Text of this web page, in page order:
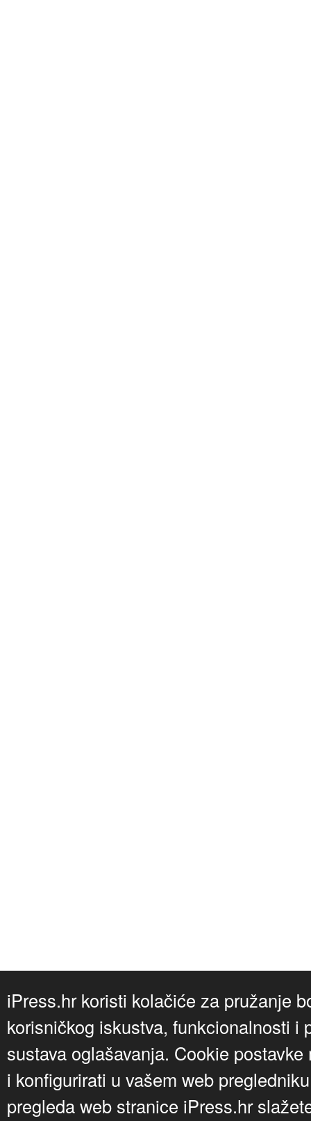
iPress.hr koristi kolačiće za pružanje
korisničkog iskustva, funkcionalnosti i
sustava oglašavanja. Cookie
i konfigurirati u vašem web
pregleda web stranice iPress.hr